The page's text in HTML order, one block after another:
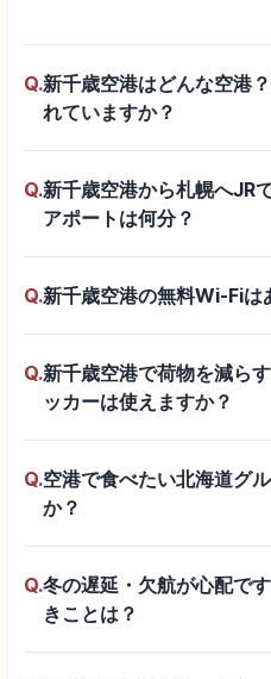
Q.新千歳空港はどんな空港
れていますか？
Q.新千歳空港から札幌へJR
アポートは何分？
Q.新千歳空港の無料Wi-Fiは
Q.新千歳空港で荷物を減ら
ッカーは使えますか？
Q.空港で食べたい北海道グ
か？
Q.冬の遅延・欠航が心配で
きことは？